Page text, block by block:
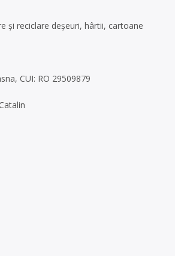
și reciclare deșeuri, hârtii, cartoane
CUI: RO 29509879